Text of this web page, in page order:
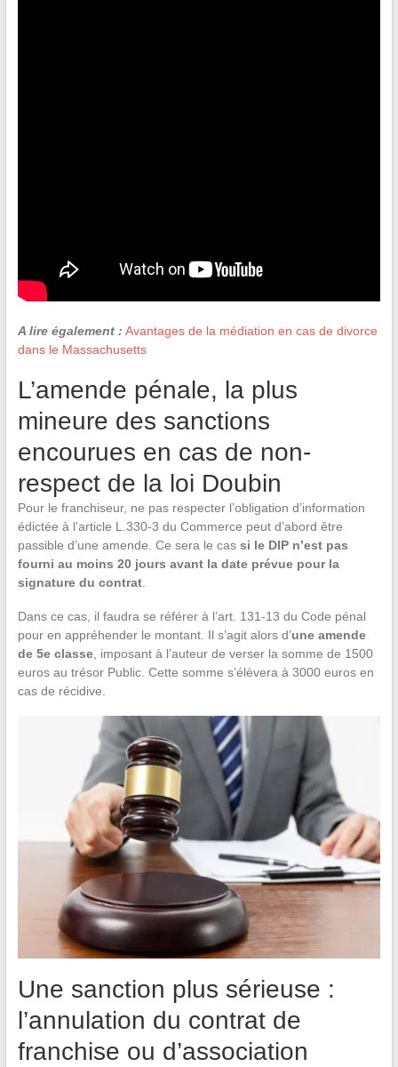
A lire également : Avantages de la médiation en cas de divorce
dans le Massachusetts
L’amende pénale, la plus
mineure des sanctions
encourues en cas de non-
respect de la loi Doubin
Pour le franchiseur, ne pas respecter l’obligation d’information
édictée à l’article L.330-3 du Commerce peut d’abord être
passible d’une amende. Ce sera le cas si le DIP n’est pas
fourni au moins 20 jours avant la date prévue pour la
signature du contrat.
Dans ce cas, il faudra se référer à l’art. 131-13 du Code pénal
pour en appréhender le montant. Il s’agit alors d’une amende
de 5e classe, imposant à l’auteur de verser la somme de 1500
euros au trésor Public. Cette somme s’élèvera à 3000 euros en
cas de récidive.
Une sanction plus sérieuse :
l’annulation du contrat de
franchise ou d’association